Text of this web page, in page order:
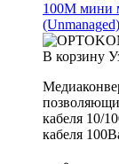
100М мини
В корзину
кабеля 10/
кабеля